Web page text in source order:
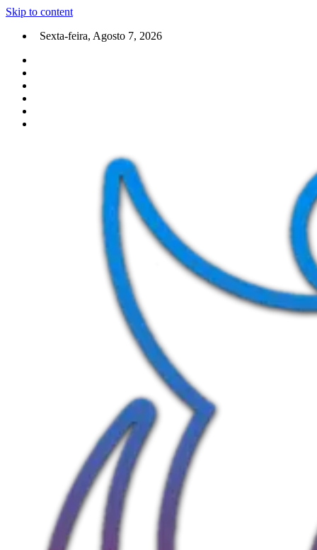
Skip to content
Sexta-feira, Agosto 7, 2026